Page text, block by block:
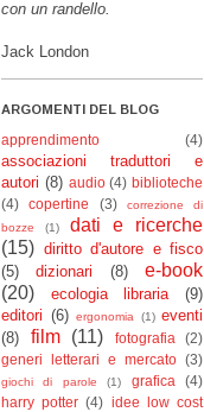
con un randello.
Jack London
ARGOMENTI DEL BLOG
apprendimento (4)
associazioni traduttori e
autori (8) audio (4) biblioteche
(4)
copertine (3)
correzione di
bozze
(1)
dati e ricerche
(15) diritto d'autore e fisco
(5)
dizionari (8)
e-book
(20)
ecologia libraria
(9)
editori (6) ergonomia (1) eventi
(8)
film (11) fotografia
(2)
generi letterari e mercato (3)
giochi di parole (1) grafica
(4)
harry potter (4) idee low cost